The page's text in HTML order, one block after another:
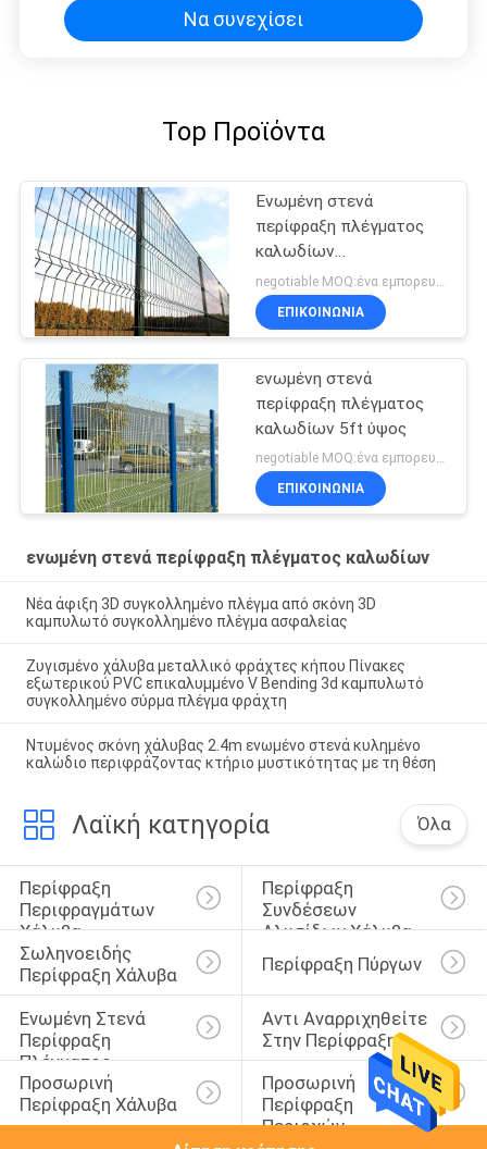
Να συνεχίσει
Top Προϊόντα
Ενωμένη στενά
περίφραξη πλέγματος
καλωδίων
αποσυνθέσεων απόδειξη
ΕΠΙΚΟΙΝΩΝΙΑ
ενωμένη στενά
περίφραξη πλέγματος
καλωδίων 5ft ύψος
negotiable MOQ:ένα εμπορευματοκιβώτιο 20FT
ΕΠΙΚΟΙΝΩΝΙΑ
ενωμένη στενά περίφραξη πλέγματος καλωδίων
Νέα άφιξη 3D συγκολλημένο πλέγμα από σκόνη 3D
καμπυλωτό συγκολλημένο πλέγμα ασφαλείας
Ζυγισμένο χάλυβα μεταλλικό φράχτες κήπου Πίνακες
εξωτερικού PVC επικαλυμμένο V Bending 3d καμπυλωτό
συγκολλημένο σύρμα πλέγμα φράχτη
Ντυμένος σκόνη χάλυβας 2.4m ενωμένο στενά κυλημένο
καλώδιο περιφράζοντας κτήριο μυστικότητας με τη θέση
Λαϊκή κατηγορία Όλα
Περίφραξη
Περιφραγμάτων
Χάλυβα
Περίφραξη
Συνδέσεων
Αλυσίδων Χάλυβα
Σωληνοειδής
Περίφραξη Χάλυβα
Περίφραξη Πύργων
Ενωμένη Στενά
Περίφραξη
Πλέγματος
Καλωδίων
Αντι Αναρριχηθείτε
Στην Περίφραξη
Προσωρινή
Περίφραξη Χάλυβα
Προσωρινή
Περίφραξη
Περιοχών